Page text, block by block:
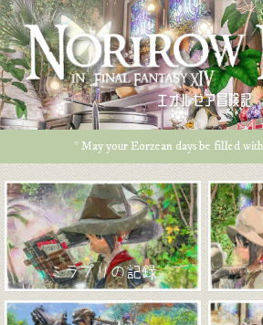
エオルゼア冒険記
* May your Eorzean days be filled
ミラプリの記録